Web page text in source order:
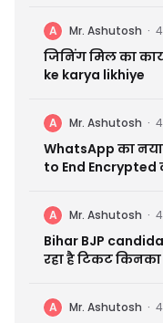
A Mr. Ashutosh ·
जिनिंग मिल का
ke karya likhiye
A Mr. Ashutosh ·
WhatsApp का
to End
A Mr. Ashutosh ·
Bihar BJP
रहा है टिकट
A Mr. Ashutosh ·